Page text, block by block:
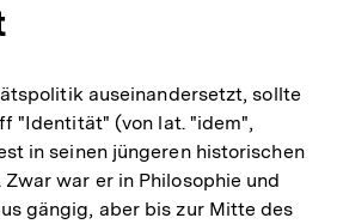
auseinandersetzt, sollte
"Identität" (von lat. "idem",
in seinen jüngeren historischen
war er in Philosophie und
gängig, aber bis zur Mitte des